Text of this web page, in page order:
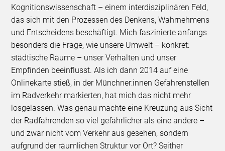
Kognitionswissenschaft – einem interdisziplinären Feld,
das sich mit den Prozessen des Denkens, Wahrnehmens
und Entscheidens beschäftigt. Mich faszinierte anfangs
besonders die Frage, wie unsere Umwelt – konkret:
städtische Räume – unser Verhalten und unser
Empfinden beeinflusst. Als ich dann 2014 auf eine
Onlinekarte stieß, in der Münchner:innen Gefahrenstellen
im Radverkehr markierten, hat mich das nicht mehr
losgelassen. Was genau machte eine Kreuzung aus Sicht
der Radfahrenden so viel gefährlicher als eine andere –
und zwar nicht vom Verkehr aus gesehen, sondern
aufgrund der räumlichen Struktur vor Ort? Seither